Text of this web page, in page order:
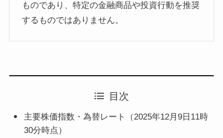
ものであり、特定の金融商品や投資行動を推奨
するものではありません。
目次
主要株価指数・為替レート（2025年12月9日11時
30分時点）